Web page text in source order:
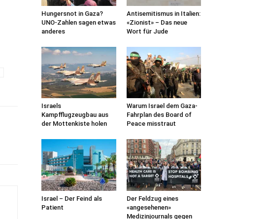
Linkedin
Hungersnot in Gaza?
UNO-Zahlen sagen etwas
anderes
Antisemitismus in Italien:
«Zionist» – Das neue
Wort für Jude
Israels
Kampfflugzeugbau aus
der Mottenkiste holen
Warum Israel dem Gaza-
Fahrplan des Board of
Peace misstraut
Israel – Der Feind als
Patient
Der Feldzug eines
«angesehenen»
Medizinjournals gegen